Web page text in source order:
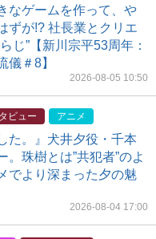
なゲームを作って、や
ずが!? 社長業とクリエ
じ”【新川宗平53周年：
儀＃8】
2026-08-05 10:50
ビュー アニメ
た。』犬井夕役・千本
。珠樹とは”共犯者”のよ
でより深まった夕の魅
2026-08-04 17:00